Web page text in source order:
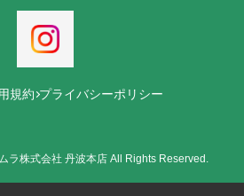
規約 プライバシーポリシー
ラ株式会社 丹波本店 All Rights Reserved.